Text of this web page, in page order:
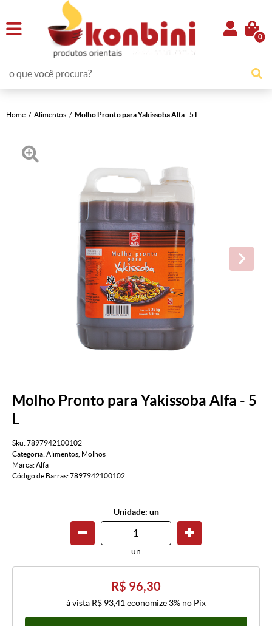
0
Home Alimentos Molho Pronto para Yakissoba Alfa - 5 L
Molho Pronto para Yakissoba Alfa - 5
L
Sku:7897942100102
Categoria:Alimentos Molhos
Marca:Alfa
Código de Barras:7897942100102
Unidade: un
un
R$ 96,30
à vista R$ 93,41 economize 3% no Pix